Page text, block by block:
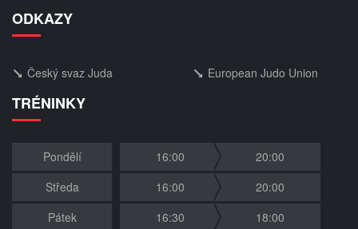
ODKAZY
Český svaz Juda European Judo Union
TRÉNINKY
Pondělí 16:00
20:00
Středa
16:00
20:00
Pátek
16:30 18:00